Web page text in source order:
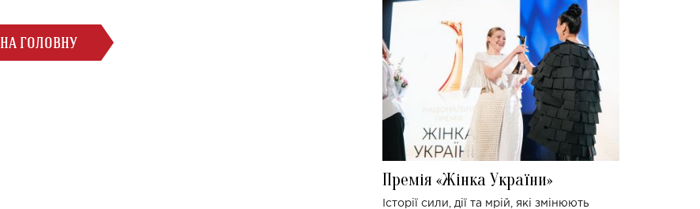
НА ГОЛОВНУ
Премія «Жінка України»
Історії сили, дії та мрій, які змінюють